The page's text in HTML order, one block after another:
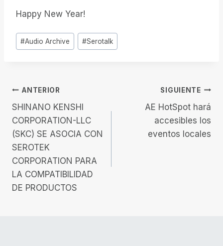
Happy New Year!
Etiquetas
de
#Audio Archive #Serotalk
Navegación
de
entradas
ANTERIOR
SHINANO KENSHI
CORPORATION-LLC
(SKC) SE ASOCIA CON
SEROTEK
CORPORATION PARA
LA COMPATIBILIDAD
DE PRODUCTOS
SIGUIENTE
AE HotSpot hará
accesibles los
eventos locales